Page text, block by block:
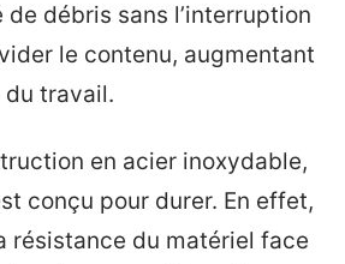
débris sans l’interruption
le contenu, augmentant
du travail.
en acier inoxydable,
conçu pour durer. En effet,
résistance du matériel face